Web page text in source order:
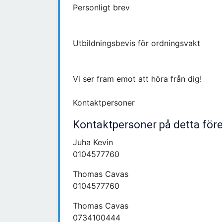
Personligt brev
Utbildningsbevis för ordningsvakt
Vi ser fram emot att höra från dig!
Kontaktpersoner
Kontaktpersoner på detta
Juha Kevin
0104577760
Thomas Cavas
0104577760
Thomas Cavas
0734100444